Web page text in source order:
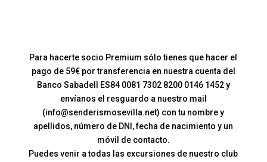
Para hacerte socio Premium sólo tienes que hacer el
pago de 59€ por transferencia en nuestra cuenta del
Banco Sabadell ES84 0081 7302 8200 0146 1452 y
envíanos el resguardo a nuestro mail
(info@senderismosevilla.net) con tu nombre y
apellidos, número de DNI, fecha de nacimiento y un
móvil de contacto.
Puedes venir a todas las excursiones de nuestro club